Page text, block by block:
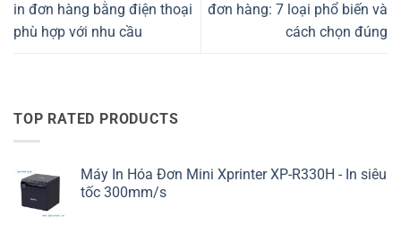
in đơn hàng bằng điện thoại
phù hợp với nhu cầu
đơn hàng: 7 loại phổ biến và
cách chọn đúng
TOP RATED PRODUCTS
Máy In Hóa Đơn Mini Xprinter XP-R330H - In siêu
tốc 300mm/s